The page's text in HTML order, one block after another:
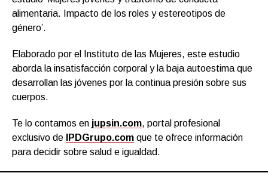
alimentaria. Impacto de los roles y estereotipos de
género’.
Elaborado por el Instituto de las Mujeres, este estudio
aborda la insatisfacción corporal y la baja autoestima que
desarrollan las jóvenes por la continua presión sobre sus
cuerpos.
Te lo contamos en jupsin.com, portal profesional
exclusivo de
IPDGrupo.com que te ofrece información
para decidir sobre salud e igualdad.